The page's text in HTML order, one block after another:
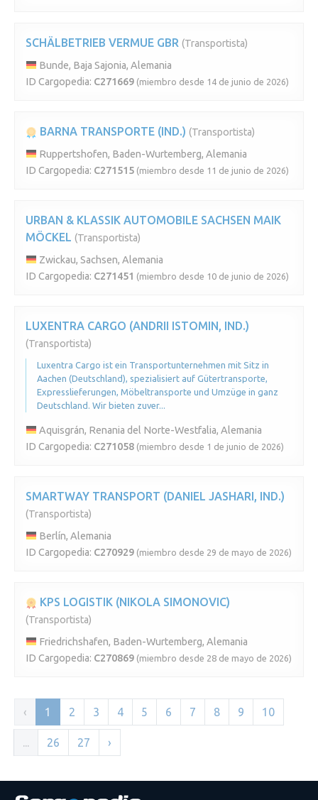
SCHÄLBETRIEB VERMUE GBR (Transportista)
Bunde, Baja Sajonia, Alemania
ID Cargopedia: C271669 (miembro desde 14 de junio de 2026)
BARNA TRANSPORTE (IND.) (Transportista)
Ruppertshofen, Baden-Wurtemberg, Alemania
ID Cargopedia: C271515 (miembro desde 11 de junio de 2026)
URBAN & KLASSIK AUTOMOBILE SACHSEN MAIK
MÖCKEL (Transportista)
Zwickau, Sachsen, Alemania
ID Cargopedia: C271451 (miembro desde 10 de junio de 2026)
LUXENTRA CARGO (ANDRII ISTOMIN, IND.)
(Transportista)
Luxentra Cargo ist ein Transportunternehmen mit Sitz in
Aachen (Deutschland), spezialisiert auf Gütertransporte,
Expresslieferungen, Möbeltransporte und Umzüge in ganz
Deutschland. Wir bieten zuver...
Aquisgrán, Renania del Norte-Westfalia, Alemania
ID Cargopedia: C271058 (miembro desde 1 de junio de 2026)
SMARTWAY TRANSPORT (DANIEL JASHARI, IND.)
(Transportista)
Berlín, Alemania
ID Cargopedia: C270929 (miembro desde 29 de mayo de 2026)
KPS LOGISTIK (NIKOLA SIMONOVIC)
(Transportista)
Friedrichshafen, Baden-Wurtemberg, Alemania
ID Cargopedia: C270869 (miembro desde 28 de mayo de 2026)
‹ 1 2 3 4 5 6 7 8 9 10
... 26 27 ›